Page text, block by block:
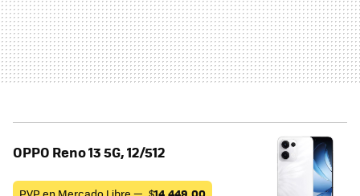
OPPO Reno 13 5G, 12/512